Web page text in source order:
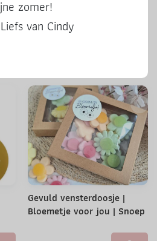
Gevuld vensterdoosje |
Bloemetje voor jou | Snoep
zomer!
van Cindy